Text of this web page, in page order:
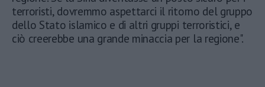
terroristi, dovremmo aspettarci il ritorno del gruppo
dello Stato islamico e di altri gruppi terroristici, e
ciò creerebbe una grande minaccia per la regione".